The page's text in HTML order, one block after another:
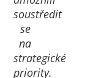
soustředit
se
na
strategické
priority.